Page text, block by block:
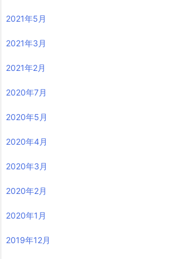
2021年5月
2021年3月
2021年2月
2020年7月
2020年5月
2020年4月
2020年3月
2020年2月
2020年1月
2019年12月